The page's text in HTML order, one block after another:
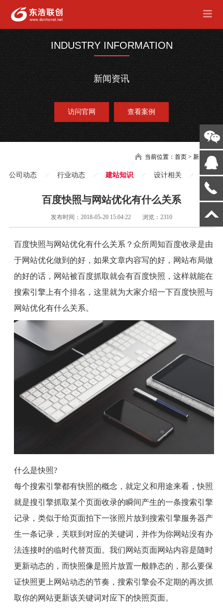
INDUSTRY INFORMATION
新闻资讯
访问官网 查看案例
当前位置：首页 >新闻
公司动态 行业动态 建站知识 设计相关
百度快照与网站优化有什么关系
发布时间：2018-05-20 15:04:22 浏览：2310
百度快照与网站优化有什么关系？众所周知百度收录是由
于网站优化做到的好，如果文章内容写的好，网站布局做
的好的话，网站被百度抓取就会有百度快照，这样就能在
搜索引擎上有个排名，这里就为大家介绍一下百度快照与
网站优化有什么关系。
什么是快照?
每个搜索引擎都有快照的概念，就定义和用途来看，快照
就是搜引擎抓取某个页面收录的瞬间产生的一条搜索引擎
记录，类似于给页面拍下一张照片放到搜索引擎服务器产
生一条记录，关联到对应的关键词，并作为你网站没有办
法连接时的临时代替页面。我们网站页面网站内容是随时
更新动态的，而快照像是照片放置一般静态的，那么要保
证快照更上网站动态的节奏，搜索引擎会不定期的再次抓
取你的网站更新该关键词对应下的快照页面。